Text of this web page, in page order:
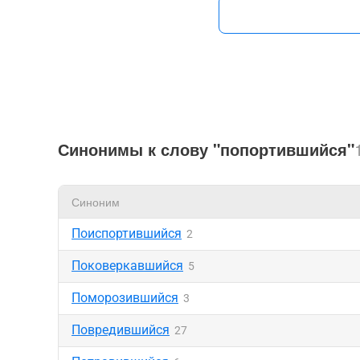
Синонимы к слову "попортившийся"
Синоним
Поиспортившийся 2
Поковеркавшийся 5
Поморозившийся 3
Повредившийся 27